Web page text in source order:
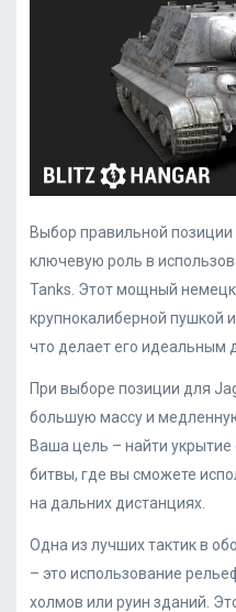
Выбор правильной позиции
ключевую роль в
Tanks. Этот мощный
крупнокалиберной пушкой
что делает его идеальным
При выборе позиции для
большую массу и
Ваша цель – найти
битвы, где вы сможете
на дальних дистанциях.
Одна из лучших тактик в
– это использование
холмов или руин зданий.